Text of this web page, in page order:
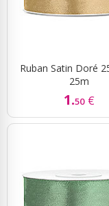
Ruban Satin Doré
25m
1.50 €